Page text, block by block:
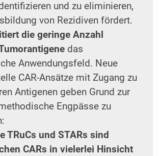
und zu eliminieren,
von Rezidiven fördert.
die geringe Anzahl
das
Anwendungsfeld. Neue
CAR-Ansätze mit Zugang zu
Antigenen geben Grund zur
Engpässe zu
TRuCs und STARs sind
CARs in vielerlei Hinsicht